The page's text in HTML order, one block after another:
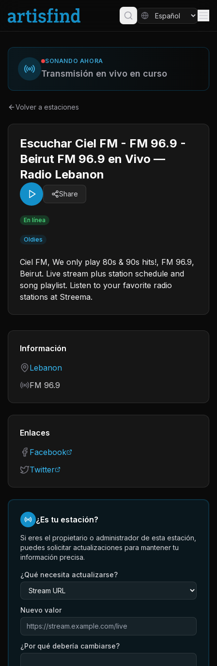
SONANDO AHORA
Transmisión en vivo en curso
Volver a estaciones
Escuchar Ciel FM - FM 96.9 -
Beirut FM 96.9 en Vivo —
Radio Lebanon
Share
En línea
Oldies
Ciel FM, We only play 80s & 90s hits!, FM 96.9,
Beirut. Live stream plus station schedule and
song playlist. Listen to your favorite radio
stations at Streema.
Información
Country
Lebanon
Frequency
FM 96.9
Enlaces
Facebook
Twitter
¿Es tu estación?
Si eres el propietario o administrador de esta estación,
puedes solicitar actualizaciones para mantener tu
información precisa.
¿Qué necesita actualizarse?
Nuevo valor
¿Por qué debería cambiarse?